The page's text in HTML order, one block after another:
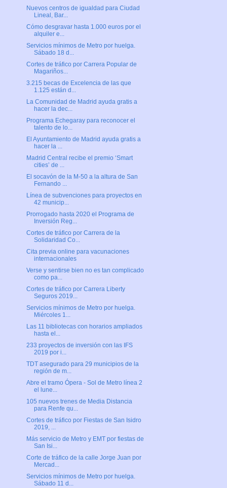
Nuevos centros de igualdad para Ciudad
Lineal, Bar...
Cómo desgravar hasta 1.000 euros por el
alquiler e...
Servicios mínimos de Metro por huelga.
Sábado 18 d...
Cortes de tráfico por Carrera Popular de
Magariños...
3.215 becas de Excelencia de las que
1.125 están d...
La Comunidad de Madrid ayuda gratis a
hacer la dec...
Programa Echegaray para reconocer el
talento de lo...
El Ayuntamiento de Madrid ayuda gratis a
hacer la ...
Madrid Central recibe el premio ‘Smart
cities’ de ...
El socavón de la M-50 a la altura de San
Fernando ...
Línea de subvenciones para proyectos en
42 municip...
Prorrogado hasta 2020 el Programa de
Inversión Reg...
Cortes de tráfico por Carrera de la
Solidaridad Co...
Cita previa online para vacunaciones
internacionales
Verse y sentirse bien no es tan complicado
como pa...
Cortes de tráfico por Carrera Liberty
Seguros 2019...
Servicios mínimos de Metro por huelga.
Miércoles 1...
Las 11 bibliotecas con horarios ampliados
hasta el...
233 proyectos de inversión con las IFS
2019 por i...
TDT asegurado para 29 municipios de la
región de m...
Abre el tramo Ópera - Sol de Metro línea 2
el lune...
105 nuevos trenes de Media Distancia
para Renfe qu...
Cortes de tráfico por Fiestas de San Isidro
2019, ...
Más servicio de Metro y EMT por fiestas de
San Isi...
Corte de tráfico de la calle Jorge Juan por
Mercad...
Servicios mínimos de Metro por huelga.
Sábado 11 d...